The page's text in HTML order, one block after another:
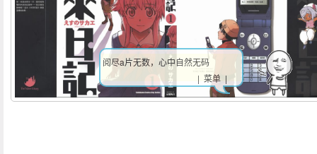
阅尽a片无数，心中自然无码
| 菜单 |